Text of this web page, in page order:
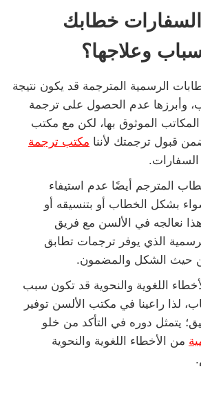
خطابك
وعلاجها؟
الرسمية المترجمة قد يكون نتيجة
وأبرزها عدم الحصول على ترجمة
الموثوق بها، لكن مع مكتب
قبول ترجمتك لأننا مكتب ترجمة
المترجم أيضًا عدم استيفاء
بشكل الخطاب أو بتنسيقه أو
نعالجه في الألسن مع فريق
الذي يوفر ترجمات تطابق
حيث الشكل والمضمون.
اللغوية والنحوية قد تكون سبب
لذا راعينا في مكتب الألسن توفير
يتمثل دوره في التأكد من خلو
من الأخطاء اللغوية والنحوية